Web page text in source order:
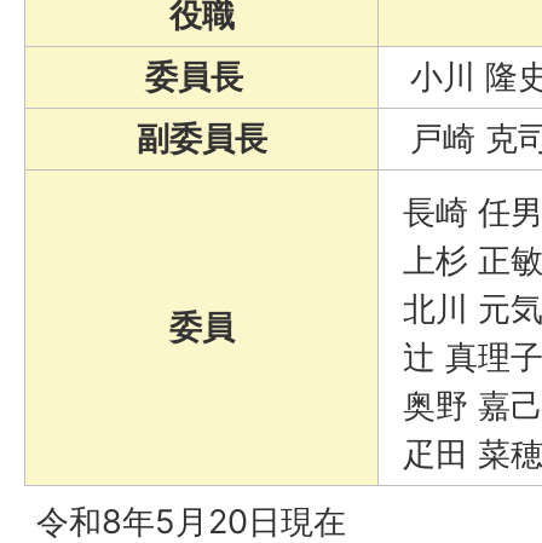
役職
委員長
小川 隆
副委員長
戸崎 克
委員
長崎 任男
上杉 正敏
北川 元気
辻 真理子
奥野 嘉己
疋田 菜
令和8年5月20日現在